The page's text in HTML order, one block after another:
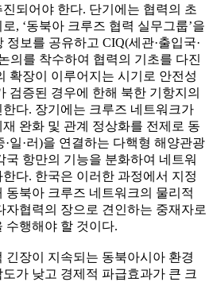
되어야 한다. 단기에는 협력의 초
, ‘동북아 크루즈 협력 실무그룹’을
정보를 공유하고 CIQ(세관·출입국·
의를 착수하여 협력의 기초를 다진
확장이 이루어지는 시기로 안전성
검증된 경우에 한해 북한 기항지의
다. 장기에는 크루즈 네트워크가
완화 및 관계 정상화를 전제로 동
·일·러)을 연결하는 다핵형 해양관광
국 항만의 기능을 분화하여 네트워
다. 한국은 이러한 과정에서 지정
동북아 크루즈 네트워크의 물리적
자협력의 장으로 견인하는 중재자로
수행해야 할 것이다.
긴장이 지속되는 동북아시아 환경
가 낮고 경제적 파급효과가 큰 크